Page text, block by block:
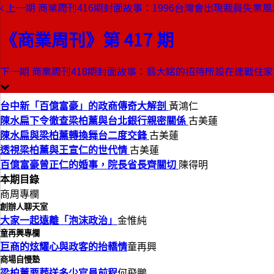
上一期 商業周刊416期封面故事：1996台灣會出現裁員失業風
《商業周刊》第 417 期
下一期 商業周刊418期封面故事：翁大銘的招待所設在連戰住
本期目錄
台中新百億富豪的政商傳奇大
台中新「百億富豪」的政商傳奇大解剖 黃鴻仁
陳水扁下令徹查梁柏薰與台北銀行親密關係 古美蓮
陳水扁與梁柏薰轉換舞台二度交鋒古美蓮
透視梁柏薰與王宣仁的世代情 古美蓮
百億富豪曾正仁的婚事，院長省長齊關切 陳得明
本期目錄
商周專欄
創辦人聊天室
大家一起遠離「泡沫政治」 金惟純
童再興專欄
巨商的炫耀心與政客的抬轎情童再興
商場自慢塾